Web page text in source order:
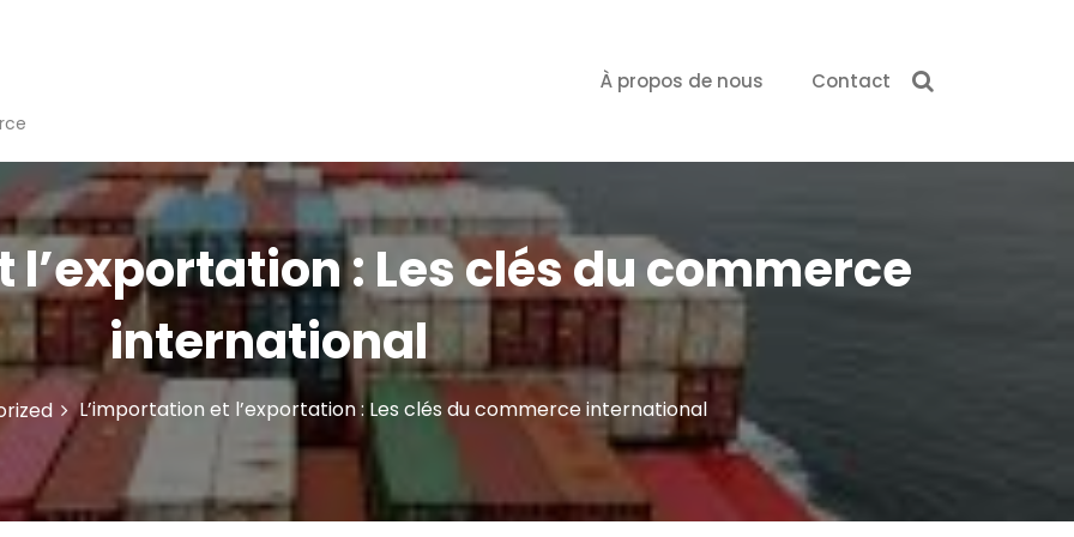
À propos de nous Contact
l’exportation : Les clés du commerce
international
L’importation et l’exportation : Les clés du commerce international